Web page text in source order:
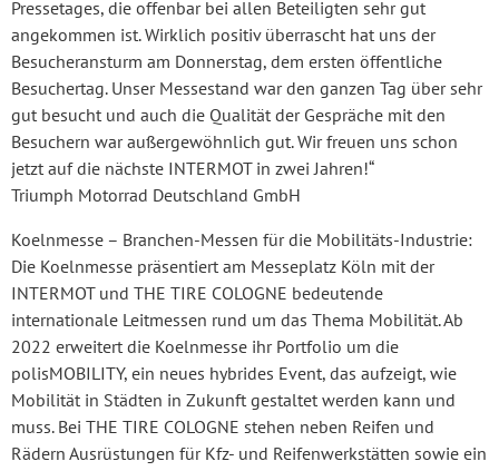
Pressetages, die offenbar bei allen Beteiligten sehr gut
angekommen ist. Wirklich positiv überrascht hat uns der
Besucheransturm am Donnerstag, dem ersten öffentliche
Besuchertag. Unser Messestand war den ganzen Tag über sehr
gut besucht und auch die Qualität der Gespräche mit den
Besuchern war außergewöhnlich gut. Wir freuen uns schon
jetzt auf die nächste INTERMOT in zwei Jahren!“
Triumph Motorrad Deutschland GmbH
Koelnmesse – Branchen-Messen für die Mobilitäts-Industrie:
Die Koelnmesse präsentiert am Messeplatz Köln mit der
INTERMOT und THE TIRE COLOGNE bedeutende
internationale Leitmessen rund um das Thema Mobilität. Ab
2022 erweitert die Koelnmesse ihr Portfolio um die
polisMOBILITY, ein neues hybrides Event, das aufzeigt, wie
Mobilität in Städten in Zukunft gestaltet werden kann und
muss. Bei THE TIRE COLOGNE stehen neben Reifen und
Rädern Ausrüstungen für Kfz- und Reifenwerkstätten sowie ein